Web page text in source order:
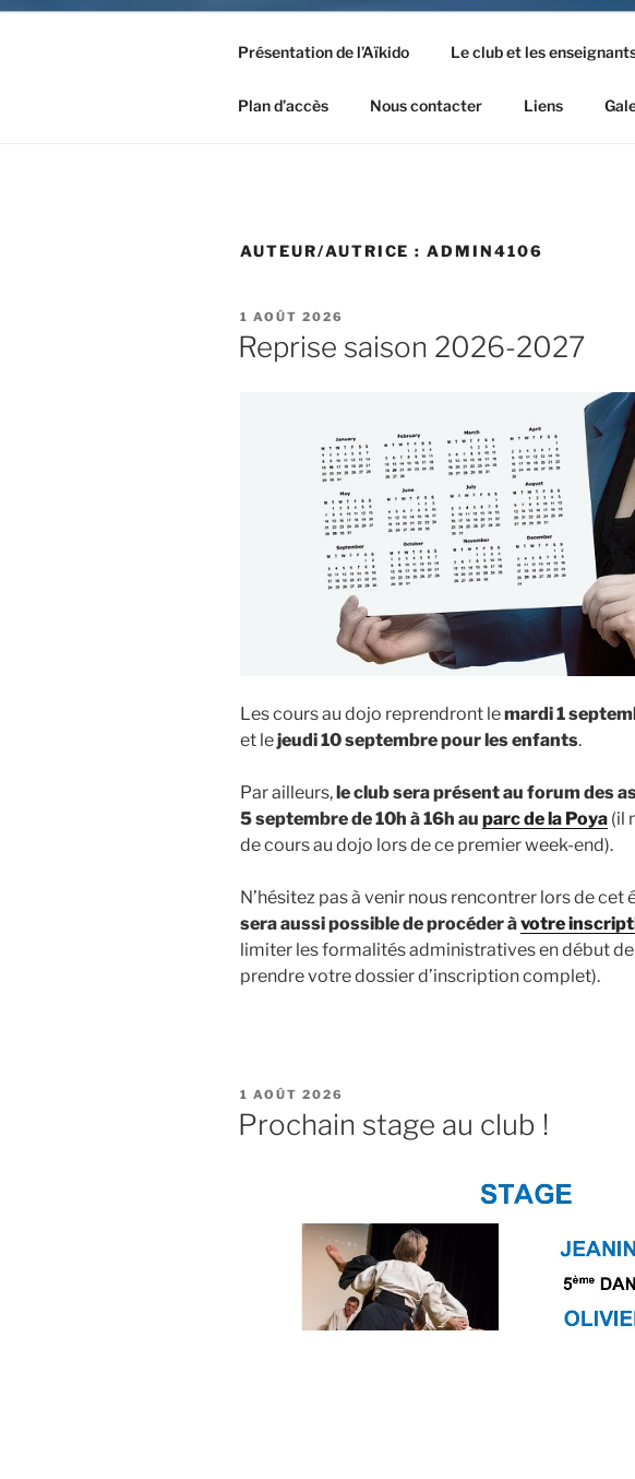
Présentation de l’Aïkido Le club et les
Plan d’accès Nous contacter Liens
AUTEUR/AUTRICE :ADMIN4106
PUBLIÉ
LE
1 AOÛT 2026
Reprise saison 2026-2027
Les cours au dojo reprendront lemardi 1
et lejeudi 10 septembre pour les enfants.
Par ailleurs,le club sera présent au forum des
5 septembrede 10h à 16h au parc de la Poya (il
de cours au dojo lors de ce premier week-end).
N’hésitez pas à venir nous rencontrer lors de cet
sera aussi possible de procéder àvotre
limiter les formalités administratives en début de
prendre votre dossier d’inscription complet).
PUBLIÉ
LE
1 AOÛT 2026
Prochain stage au club !